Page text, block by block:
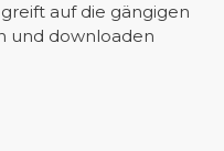
auf die gängigen
und downloaden